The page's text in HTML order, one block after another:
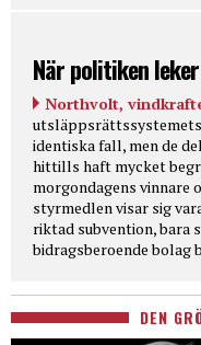
När politiken
Northvolt,
identiska fall, men de
hittills haft mycket
morgondagens vinnare
styrmedlen visar sig
riktad subvention, bara
bidragsberoende bolag
DEN